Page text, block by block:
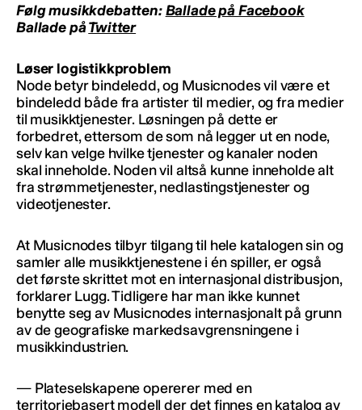
Følg musikkdebatten:Ballade på Facebook
Ballade påTwitter
Løser logistikkproblem
Node betyr bindeledd, og Musicnodes vil være et
bindeledd både fra artister til medier, og fra medier
til musikktjenester. Løsningen på dette er
forbedret, ettersom de som nå legger ut en node,
selv kan velge hvilke tjenester og kanaler noden
skal inneholde. Noden vil altså kunne inneholde alt
fra strømmetjenester, nedlastingstjenester og
videotjenester.
At Musicnodes tilbyr tilgang til hele katalogen sin og
samler alle musikktjenestene i én spiller, er også
det første skrittet mot en internasjonal distribusjon,
forklarer Lugg. Tidligere har man ikke kunnet
benytte seg av Musicnodes internasjonalt på grunn
av de geografiske markedsavgrensningene i
musikkindustrien.
— Plateselskapene opererer med en
territoriebasert modell der det finnes en katalog av